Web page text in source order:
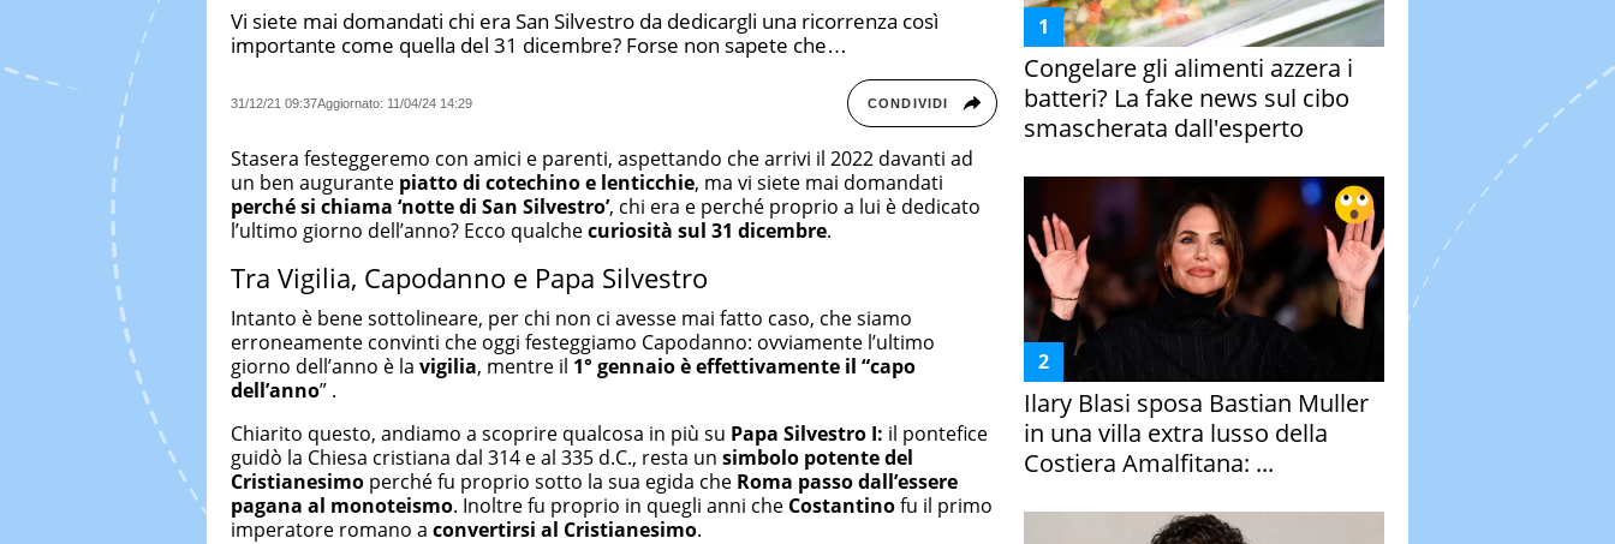
Vi siete mai domandati chi era San Silvestro da dedicargli una ricorrenza così
importante come quella del 31 dicembre? Forse non sapete che…
31/12/21 09:37Aggiornato: 11/04/24 14:29 CONDIVIDI
Stasera festeggeremo con amici e parenti, aspettando che arrivi il 2022 davanti ad
un ben augurante piatto di cotechino e lenticchie, ma vi siete mai domandati
perché si chiama ‘notte di San Silvestro’, chi era e perché proprio a lui è dedicato
l’ultimo giorno dell’anno? Ecco qualchecuriosità sul 31 dicembre.
Tra Vigilia, Capodanno e Papa Silvestro
Intanto è bene sottolineare, per chi non ci avesse mai fatto caso, che siamo
erroneamente convinti che oggi festeggiamo Capodanno: ovviamente l’ultimo
giorno dell’anno è la vigilia, mentre il 1° gennaio è effettivamente il “capo
dell’anno” .
Chiarito questo, andiamo a scoprire qualcosa in più su Papa Silvestro I: il pontefice
guidò la Chiesa cristiana dal 314 e al 335 d.C., resta un simbolo potente del
Cristianesimo perché fu proprio sotto la sua egida che Roma passo dall’essere
pagana al monoteismo. Inoltre fu proprio in quegli anni che Costantinofu il primo
imperatore romano a convertirsi al Cristianesimo.
Congelare gli alimenti azzera i
batteri? La fake news sul cibo
smascherata dall'esperto
Ilary Blasi sposa Bastian Muller
in una villa extra lusso della
Costiera Amalfitana: ...